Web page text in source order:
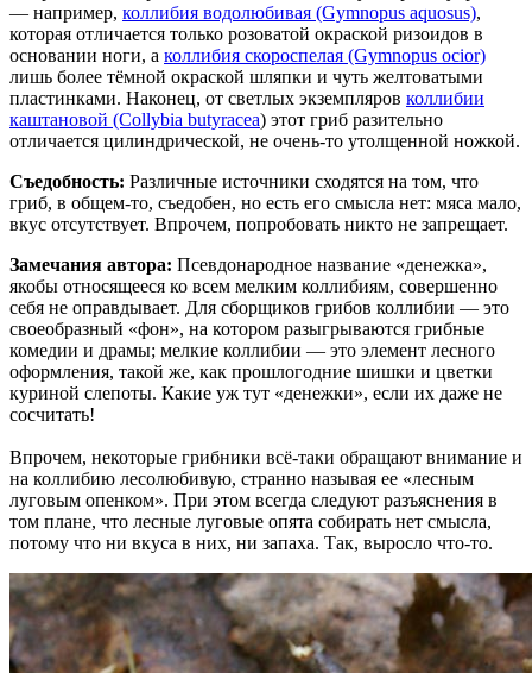
— например, коллибия водолюбивая (Gymnopus aquosus),
которая отличается только розоватой окраской ризоидов в
основании ноги, а коллибия скороспелая (Gymnopus ocior)
лишь более тёмной окраской шляпки и чуть желтоватыми
пластинками. Наконец, от светлых экземпляров коллибии
каштановой (Collybia butyracea) этот гриб разительно
отличается цилиндрической, не очень-то утолщенной ножкой.
Съедобность: Различные источники сходятся на том, что
гриб, в общем-то, съедобен, но есть его смысла нет: мяса мало,
вкус отсутствует. Впрочем, попробовать никто не запрещает.
Замечания автора: Псевдонародное название «денежка»,
якобы относящееся ко всем мелким коллибиям, совершенно
себя не оправдывает. Для сборщиков грибов коллибии — это
своеобразный «фон», на котором разыгрываются грибные
комедии и драмы; мелкие коллибии — это элемент лесного
оформления, такой же, как прошлогодние шишки и цветки
куриной слепоты. Какие уж тут «денежки», если их даже не
сосчитать!
Впрочем, некоторые грибники всё-таки обращают внимание и
на коллибию лесолюбивую, странно называя ее «лесным
луговым опенком». При этом всегда следуют разъяснения в
том плане, что лесные луговые опята собирать нет смысла,
потому что ни вкуса в них, ни запаха. Так, выросло что-то.